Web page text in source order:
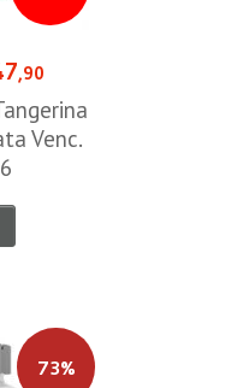
,90
Venc.
73%